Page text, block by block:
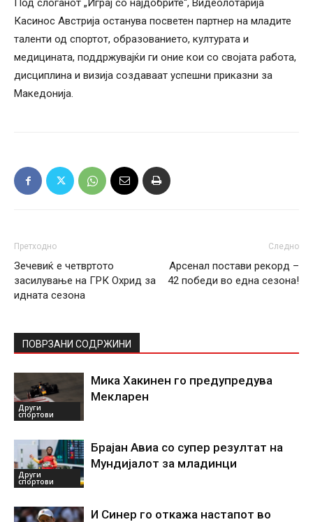
Под слоганот „Играј со најдобрите“, Видеолотарија
Касинос Австрија останува посветен партнер на младите
таленти од спортот, образованието, културата и
медицината, поддржувајќи ги оние кои со својата работа,
дисциплина и визија создаваат успешни приказни за
Македонија.
Претходно
Зечевиќ е четвртото
засилување на ГРК Охрид за
идната сезона
Следно
Арсенал постави рекорд –
42 победи во една сезона!
ПОВРЗАНИ СОДРЖИНИ
Други
спортови
Мика Хакинен го предупредува
Мекларен
Други
спортови
Брајан Авиа со супер резултат на
Мундијалот за младинци
И Синер го откажа настапот во